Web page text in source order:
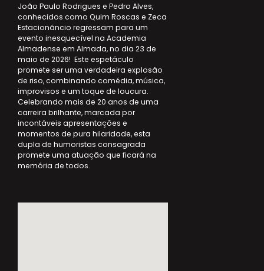
João Paulo Rodrigues e Pedro Alves,
conhecidos como Quim Roscas e Zeca
Estacionâncio regressam para um
evento inesquecível na Academia
Almadense em Almada, no dia 23 de
maio de 2026! Este espetáculo
promete ser uma verdadeira explosão
de riso, combinando comédia, música,
improvisos e um toque de loucura.
Celebrando mais de 20 anos de uma
carreira brilhante, marcada por
incontáveis apresentações e
momentos de pura hilaridade, esta
dupla de humoristas consagrada
promete uma atuação que ficará na
memória de todos.